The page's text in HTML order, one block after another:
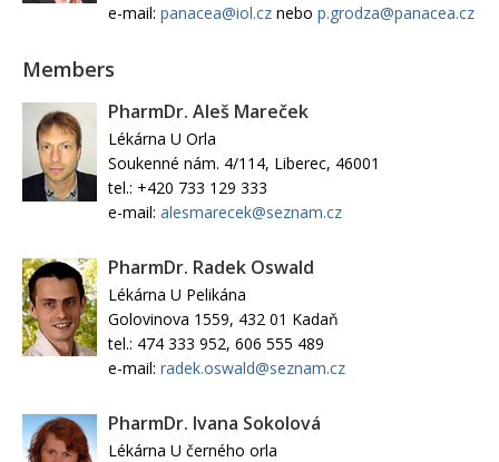
e-mail: panacea@iol.cz nebo p.grodza@panacea.cz
Members
PharmDr. Aleš Mareček
Lékárna U Orla
Soukenné nám. 4/114, Liberec, 46001
tel.: +420 733 129 333
e-mail: alesmarecek@seznam.cz
PharmDr. Radek Oswald
Lékárna U Pelikána
Golovinova 1559, 432 01 Kadaň
tel.: 474 333 952, 606 555 489
e-mail: radek.oswald@seznam.cz
PharmDr. Ivana Sokolová
Lékárna U černého orla